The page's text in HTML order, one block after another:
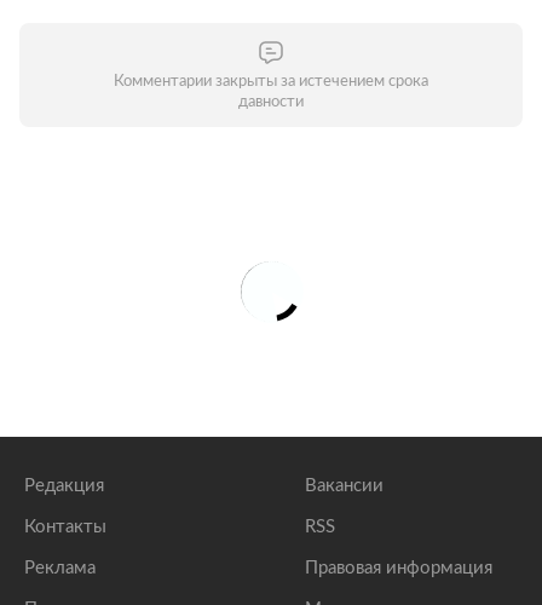
Комментарии закрыты за истечением срока
давности
Редакция
Контакты
Реклама
Вакансии
RSS
Правовая информация